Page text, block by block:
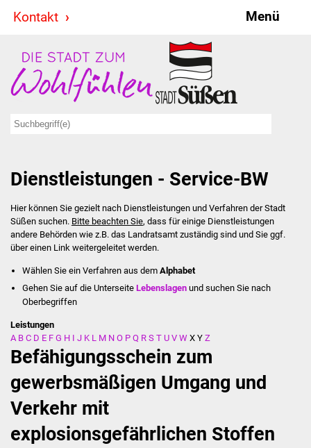
Kontakt Menü
Stadt & Politik
Bürgermeister
Ausschüsse
Ratsinformationssystem
Jugendbeirat
Summerrockfestival
Stadtverwaltung
Ansprechpartner
Stellenangebote
Dienstleistungen - Service-BW
Hier können Sie gezielt nach Dienstleistungen und Verfahren der Stadt
Süßen suchen. Bitte beachten Sie, dass für einige Dienstleistungen
andere Behörden wie z.B. das Landratsamt zuständig sind und Sie ggf.
über einen Link weitergeleitet werden.
Wählen Sie ein Verfahren aus dem Alphabet
Gehen Sie auf die UnterseiteLebenslagen und suchen Sie nach
Oberbegriffen
Leistungen
A B C D E F G H I J K L M N O P Q R S T U V W X Y Z
Befähigungsschein zum
gewerbsmäßigen Umgang und
Verkehr mit
explosionsgefährlichen Stoffen